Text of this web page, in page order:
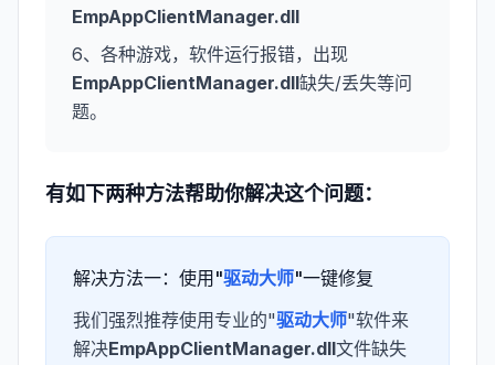
EmpAppClientManager.dll
6、各种游戏，软件运行报错，出现
EmpAppClientManager.dll缺失/丢失等问
题。
有如下两种方法帮助你解决这个问题：
解决方法一：使用"驱动大师"一键修复
我们强烈推荐使用专业的"驱动大师"软件来
解决EmpAppClientManager.dll文件缺失